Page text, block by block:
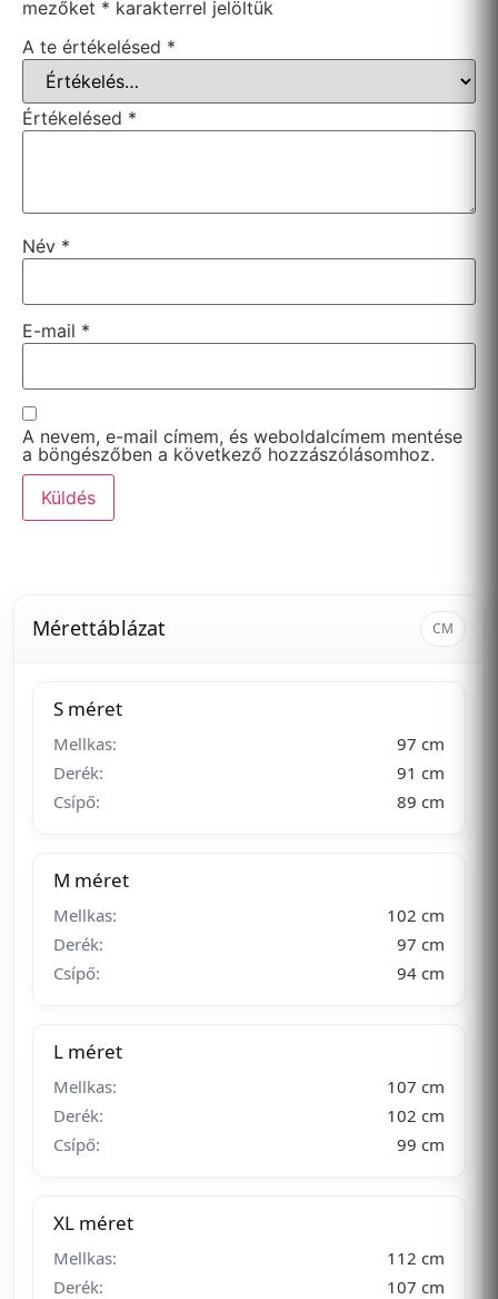
mezőket * karakterrel jelöltük
A te értékelésed *
Értékelésed *
Név *
E-mail *
A nevem, e-mail címem, és weboldalcímem mentése
a böngészőben a következő hozzászólásomhoz.
Mérettáblázat CM
S méret
Mellkas:
97 cm
Derék:
91 cm
Csípő:
89 cm
M méret
Mellkas:
102 cm
Derék:
97 cm
Csípő:
94 cm
L méret
Mellkas:
107 cm
Derék:
102 cm
Csípő:
99 cm
XL méret
Mellkas:
112 cm
Derék:
107 cm